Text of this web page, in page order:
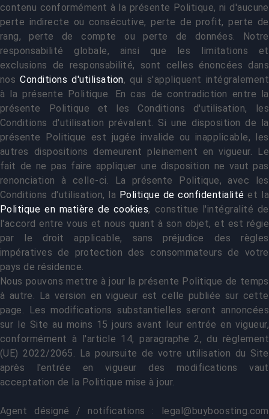
contenu conformément à la présente Politique, ni d'aucune
perte indirecte ou consécutive, perte de profit, perte de
rang, perte de compte ou perte de données. Notre
responsabilité globale, ainsi que les limitations et
exclusions de responsabilité, sont celles énoncées dans
nosConditions d'utilisation, qui s'appliquent intégralement
à la présente Politique. En cas de contradiction entre la
présente Politique et les Conditions d'utilisation, les
Conditions d'utilisation prévalent. Si une disposition de la
présente Politique est jugée invalide ou inapplicable, les
autres dispositions demeurent pleinement en vigueur. Le
fait de ne pas faire appliquer une disposition ne vaut pas
renonciation à celle-ci. La présente Politique, avec les
Conditions d'utilisation, la Politique de confidentialité et la
Politique en matière de cookies, constitue l'intégralité de
l'accord entre vous et nous quant à son objet, et est régie
par le droit applicable, sans préjudice des règles
impératives de protection des consommateurs de votre
pays de résidence.
Nous pouvons mettre à jour la présente Politique de temps
à autre. La version en vigueur est celle publiée sur cette
page. Les modifications substantielles seront annoncées
sur le Site au moins 15 jours avant leur entrée en vigueur,
conformément à l'article 14, paragraphe 2, du règlement
(UE) 2022/2065. La poursuite de votre utilisation du Site
après l'entrée en vigueur des modifications vaut
acceptation de la Politique mise à jour.
Agent désigné / notifications :
legal@buyboosting.com